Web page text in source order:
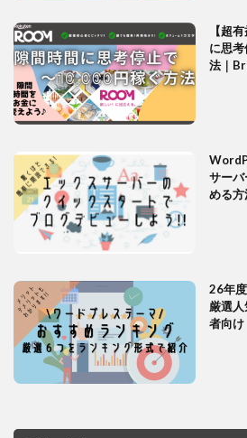
【超
に思
法｜
サー
める方
26年
厳選
者向け